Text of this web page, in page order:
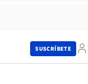
SUSCRÍBETE